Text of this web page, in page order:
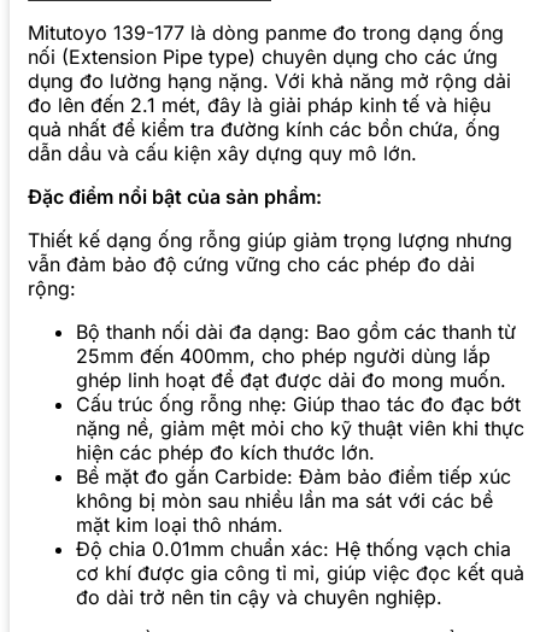
Mitutoyo 139-177 là dòng panme đo trong dạng ống
nối (Extension Pipe type) chuyên dụng cho các ứng
dụng đo lường hạng nặng. Với khả năng mở rộng dải
đo lên đến 2.1 mét, đây là giải pháp kinh tế và hiệu
quả nhất để kiểm tra đường kính các bồn chứa, ống
dẫn dầu và cấu kiện xây dựng quy mô lớn.
Đặc điểm nổi bật của sản phẩm:
Thiết kế dạng ống rỗng giúp giảm trọng lượng nhưng
vẫn đảm bảo độ cứng vững cho các phép đo dải
rộng:
Bộ thanh nối dài đa dạng: Bao gồm các thanh từ
25mm đến 400mm, cho phép người dùng lắp
ghép linh hoạt để đạt được dải đo mong muốn.
Cấu trúc ống rỗng nhẹ: Giúp thao tác đo đạc bớt
nặng nề, giảm mệt mỏi cho kỹ thuật viên khi thực
hiện các phép đo kích thước lớn.
Bề mặt đo gắn Carbide: Đảm bảo điểm tiếp xúc
không bị mòn sau nhiều lần ma sát với các bề
mặt kim loại thô nhám.
Độ chia 0.01mm chuẩn xác: Hệ thống vạch chia
cơ khí được gia công tỉ mỉ, giúp việc đọc kết quả
đo dài trở nên tin cậy và chuyên nghiệp.